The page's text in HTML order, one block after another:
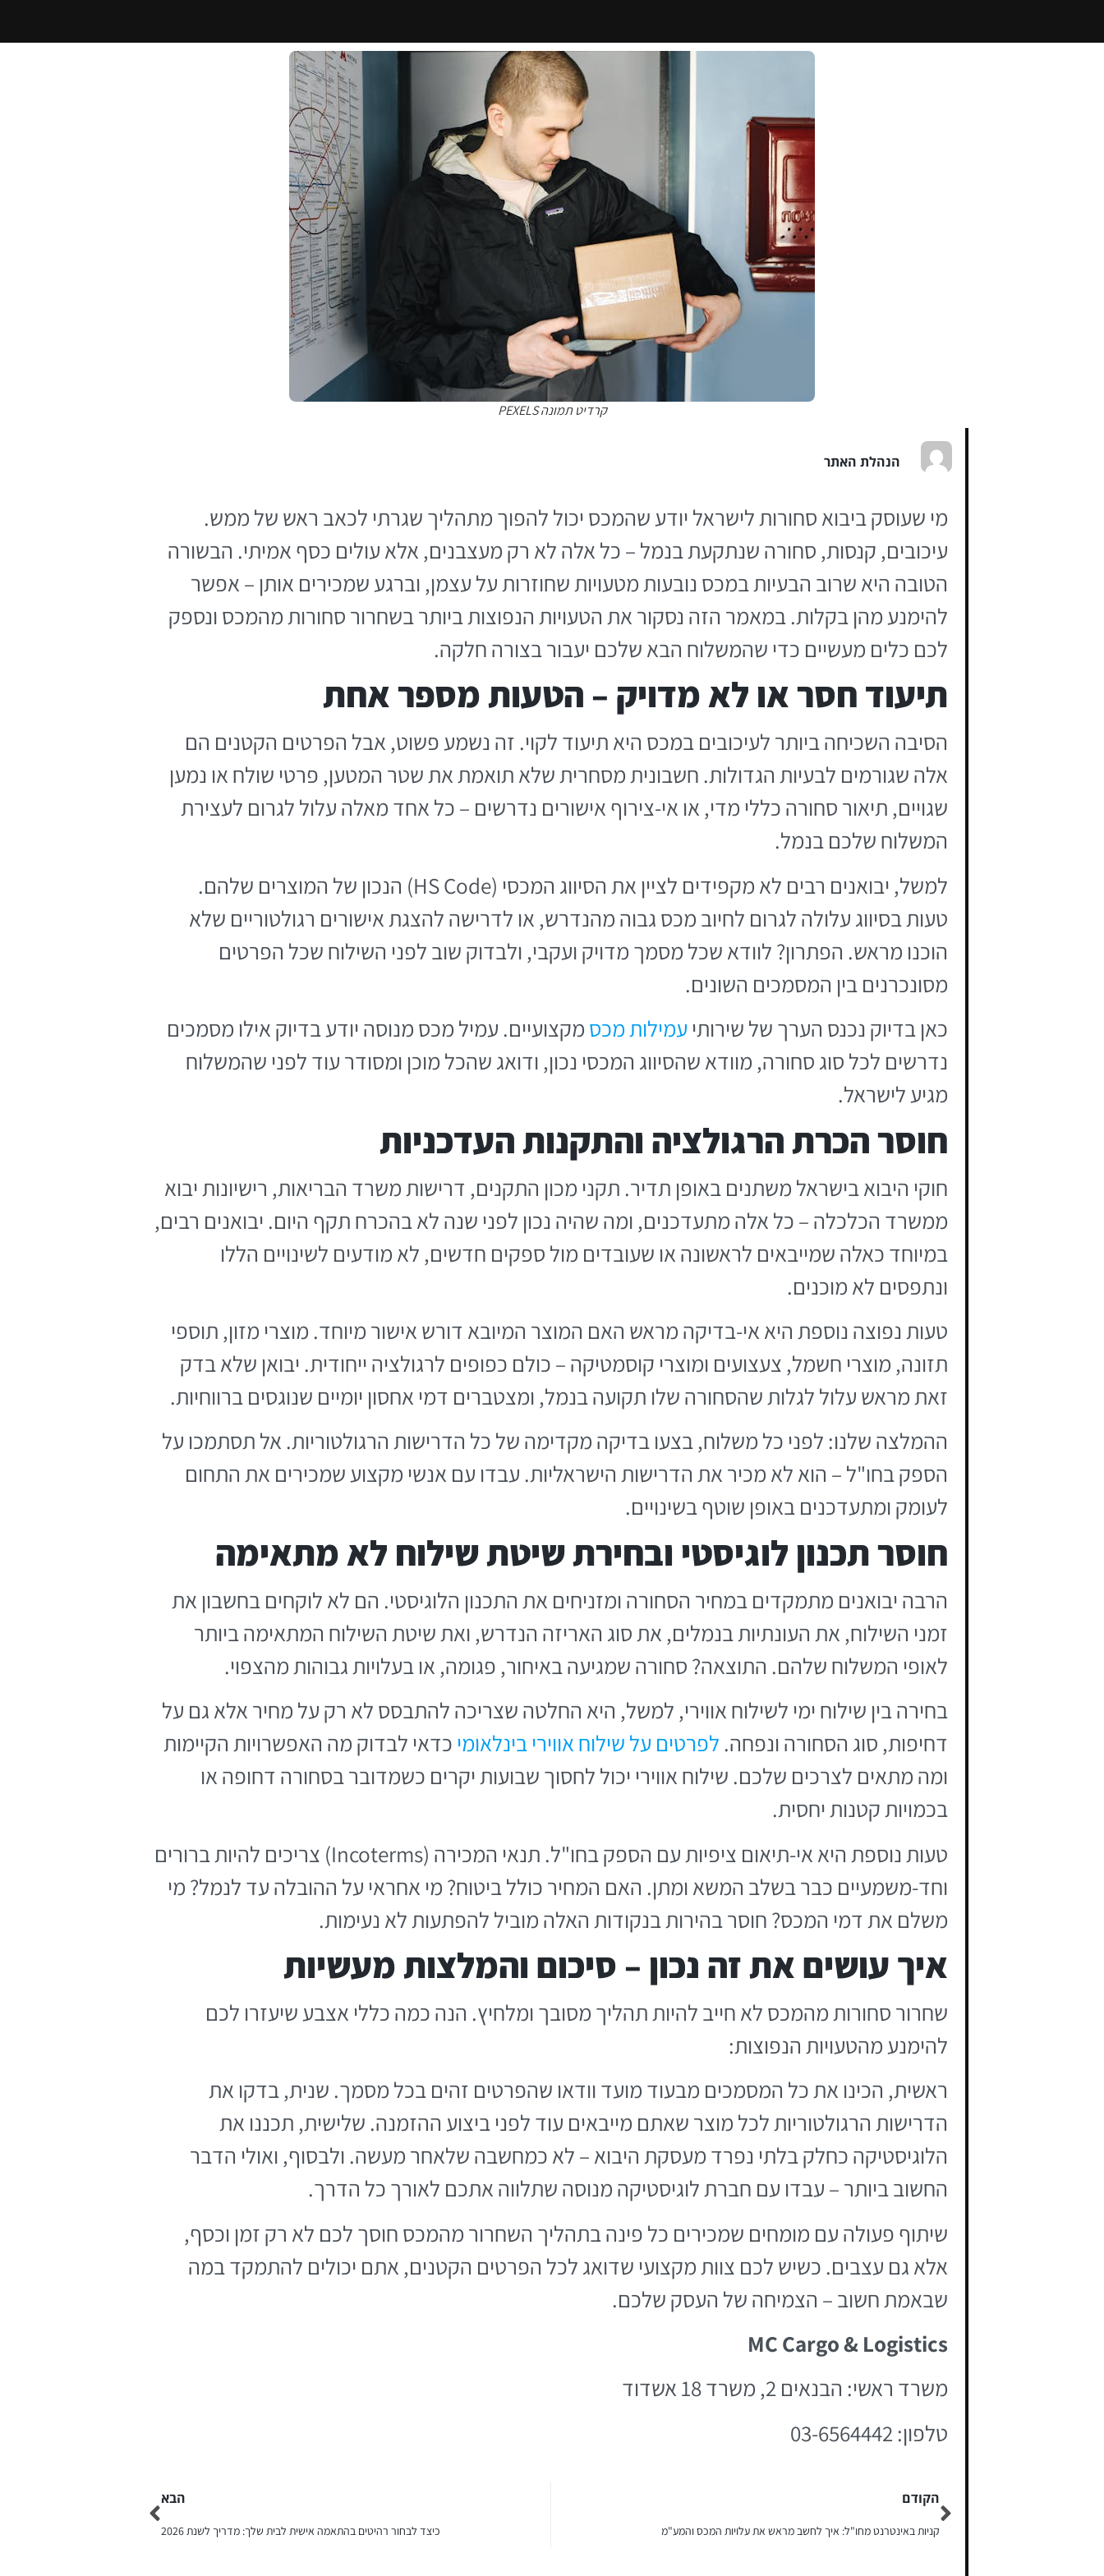
קרדיט תמונה PEXELS
הנהלת האתר
מי שעוסק ביבוא סחורות לישראל יודע שהמכס יכול להפוך מתהליך שגרתי לכאב ראש של ממש.
עיכובים, קנסות, סחורה שנתקעת בנמל – כל אלה לא רק מעצבנים, אלא עולים כסף אמיתי. הבשורה
הטובה היא שרוב הבעיות במכס נובעות מטעויות שחוזרות על עצמן, וברגע שמכירים אותן – אפשר
להימנע מהן בקלות. במאמר הזה נסקור את הטעויות הנפוצות ביותר בשחרור סחורות מהמכס ונספק
לכם כלים מעשיים כדי שהמשלוח הבא שלכם יעבור בצורה חלקה.
תיעוד חסר או לא מדויק – הטעות מספר אחת
הסיבה השכיחה ביותר לעיכובים במכס היא תיעוד לקוי. זה נשמע פשוט, אבל הפרטים הקטנים הם
אלה שגורמים לבעיות הגדולות. חשבונית מסחרית שלא תואמת את שטר המטען, פרטי שולח או נמען
שגויים, תיאור סחורה כללי מדי, או אי-צירוף אישורים נדרשים – כל אחד מאלה עלול לגרום לעצירת
המשלוח שלכם בנמל.
למשל, יבואנים רבים לא מקפידים לציין את הסיווג המכסי (HS Code) הנכון של המוצרים שלהם.
טעות בסיווג עלולה לגרום לחיוב מכס גבוה מהנדרש, או לדרישה להצגת אישורים רגולטוריים שלא
הוכנו מראש. הפתרון? לוודא שכל מסמך מדויק ועקבי, ולבדוק שוב לפני השילוח שכל הפרטים
מסונכרנים בין המסמכים השונים.
כאן בדיוק נכנס הערך של שירותיעמילות מכסמקצועיים. עמיל מכס מנוסה יודע בדיוק אילו מסמכים
נדרשים לכל סוג סחורה, מוודא שהסיווג המכסי נכון, ודואג שהכל מוכן ומסודר עוד לפני שהמשלוח
מגיע לישראל.
חוסר הכרת הרגולציה והתקנות העדכניות
חוקי היבוא בישראל משתנים באופן תדיר. תקני מכון התקנים, דרישות משרד הבריאות, רישיונות יבוא
ממשרד הכלכלה – כל אלה מתעדכנים, ומה שהיה נכון לפני שנה לא בהכרח תקף היום. יבואנים רבים,
במיוחד כאלה שמייבאים לראשונה או שעובדים מול ספקים חדשים, לא מודעים לשינויים הללו
ונתפסים לא מוכנים.
טעות נפוצה נוספת היא אי-בדיקה מראש האם המוצר המיובא דורש אישור מיוחד. מוצרי מזון, תוספי
תזונה, מוצרי חשמל, צעצועים ומוצרי קוסמטיקה – כולם כפופים לרגולציה ייחודית. יבואן שלא בדק
זאת מראש עלול לגלות שהסחורה שלו תקועה בנמל, ומצטברים דמי אחסון יומיים שנוגסים ברווחיות.
ההמלצה שלנו: לפני כל משלוח, בצעו בדיקה מקדימה של כל הדרישות הרגולטוריות. אל תסתמכו על
הספק בחו"ל – הוא לא מכיר את הדרישות הישראליות. עבדו עם אנשי מקצוע שמכירים את התחום
לעומק ומתעדכנים באופן שוטף בשינויים.
חוסר תכנון לוגיסטי ובחירת שיטת שילוח לא מתאימה
הרבה יבואנים מתמקדים במחיר הסחורה ומזניחים את התכנון הלוגיסטי. הם לא לוקחים בחשבון את
זמני השילוח, את העונתיות בנמלים, את סוג האריזה הנדרש, ואת שיטת השילוח המתאימה ביותר
לאופי המשלוח שלהם. התוצאה? סחורה שמגיעה באיחור, פגומה, או בעלויות גבוהות מהצפוי.
בחירה בין שילוח ימי לשילוח אווירי, למשל, היא החלטה שצריכה להתבסס לא רק על מחיר אלא גם על
דחיפות, סוג הסחורה ונפחה.לפרטים על שילוח אווירי בינלאומיכדאי לבדוק מה האפשרויות הקיימות
ומה מתאים לצרכים שלכם. שילוח אווירי יכול לחסוך שבועות יקרים כשמדובר בסחורה דחופה או
בכמויות קטנות יחסית.
טעות נוספת היא אי-תיאום ציפיות עם הספק בחו"ל. תנאי המכירה (Incoterms) צריכים להיות ברורים
וחד-משמעיים כבר בשלב המשא ומתן. האם המחיר כולל ביטוח? מי אחראי על ההובלה עד לנמל? מי
משלם את דמי המכס? חוסר בהירות בנקודות האלה מוביל להפתעות לא נעימות.
איך עושים את זה נכון – סיכום והמלצות מעשיות
שחרור סחורות מהמכס לא חייב להיות תהליך מסובך ומלחיץ. הנה כמה כללי אצבע שיעזרו לכם
להימנע מהטעויות הנפוצות:
ראשית, הכינו את כל המסמכים מבעוד מועד וודאו שהפרטים זהים בכל מסמך. שנית, בדקו את
הדרישות הרגולטוריות לכל מוצר שאתם מייבאים עוד לפני ביצוע ההזמנה. שלישית, תכננו את
הלוגיסטיקה כחלק בלתי נפרד מעסקת היבוא – לא כמחשבה שלאחר מעשה. ולבסוף, ואולי הדבר
החשוב ביותר – עבדו עם חברת לוגיסטיקה מנוסה שתלווה אתכם לאורך כל הדרך.
שיתוף פעולה עם מומחים שמכירים כל פינה בתהליך השחרור מהמכס חוסך לכם לא רק זמן וכסף,
אלא גם עצבים. כשיש לכם צוות מקצועי שדואג לכל הפרטים הקטנים, אתם יכולים להתמקד במה
שבאמת חשוב – הצמיחה של העסק שלכם.
MC Cargo & Logistics
משרד ראשי: הבנאים 2, משרד 18 אשדוד
טלפון: 03-6564442
הקודם
קניות באינטרנט מחו"ל: איך לחשב מראש את עלויות המכס והמע"מ
הבא
כיצד לבחור רהיטים בהתאמה אישית לבית שלך: מדריך לשנת 2026